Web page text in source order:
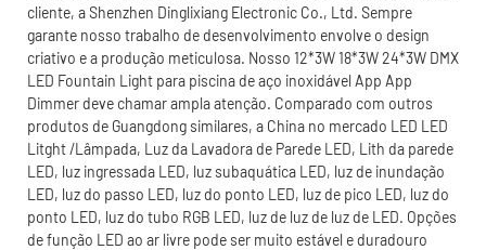
cliente, a Shenzhen Dinglixiang Electronic Co., Ltd. Sempre
garante nosso trabalho de desenvolvimento envolve o design
criativo e a produção meticulosa. Nosso 12*3W 18*3W 24*3W DMX
LED Fountain Light para piscina de aço inoxidável App App
Dimmer deve chamar ampla atenção. Comparado com outros
produtos de Guangdong similares, a China no mercado LED LED
Litght /Lâmpada, Luz da Lavadora de Parede LED, Lith da parede
LED, luz ingressada LED, luz subaquática LED, luz de inundação
LED, luz do passo LED, luz do ponto LED, luz de pico LED, luz do
ponto LED, luz do tubo RGB LED, luz de luz de luz de LED. Opções
de função LED ao ar livre pode ser muito estável e duradouro